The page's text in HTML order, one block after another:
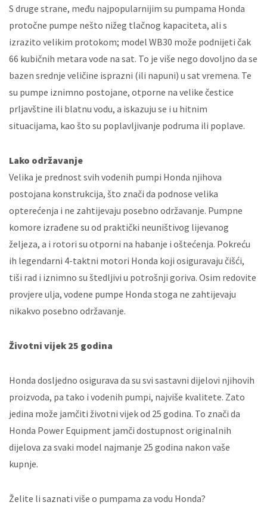
S druge strane, među najpopularnijim su pumpama Honda
protočne pumpe nešto nižeg tlačnog kapaciteta, ali s
izrazito velikim protokom; model WB30 ​​može podnijeti čak
66 kubičnih metara vode na sat. To je više nego dovoljno da se
bazen srednje veličine isprazni (ili napuni) u sat vremena. Te
su pumpe iznimno postojane, otporne na velike čestice
prljavštine ili blatnu vodu, a iskazuju se i u hitnim
situacijama, kao što su poplavljivanje podruma ili poplave.
Lako održavanje
Velika je prednost svih vodenih pumpi Honda njihova
postojana konstrukcija, što znači da podnose velika
opterećenja i ne zahtijevaju posebno održavanje. Pumpne
komore izrađene su od praktički neuništivog lijevanog
željeza, a i rotori su otporni na habanje i oštećenja. Pokreću
ih legendarni 4-taktni motori Honda koji osiguravaju čišći,
tiši rad i iznimno su štedljivi u potrošnji goriva. Osim redovite
provjere ulja, vodene pumpe Honda stoga ne zahtijevaju
nikakvo posebno održavanje.
Životni vijek 25 godina
Honda dosljedno osigurava da su svi sastavni dijelovi njihovih
proizvoda, pa tako i vodenih pumpi, najviše kvalitete. Zato
jedina može jamčiti životni vijek od 25 godina. To znači da
Honda Power Equipment jamči dostupnost originalnih
dijelova za svaki model najmanje 25 godina nakon vaše
kupnje.
Želite li saznati više o pumpama za vodu Honda?